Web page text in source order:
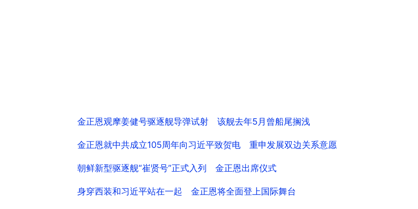
金正恩观摩姜健号驱逐舰导弹试射 该舰去年5月曾船尾搁浅
金正恩就中共成立105周年向习近平致贺电 重申发展双边关系意愿
朝鲜新型驱逐舰“崔贤号”正式入列 金正恩出席仪式
身穿西装和习近平站在一起 金正恩将全面登上国际舞台